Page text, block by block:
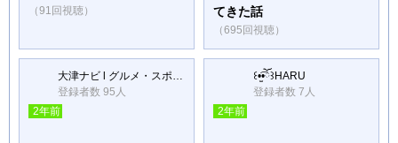
（91回視聴）
てきた話
（695回視聴）
大津ナビ l グルメ・スポット・不動産
登録者数 95人
2年前
꒰•̫͡•ོ꒱HARU
登録者数 7人
2年前